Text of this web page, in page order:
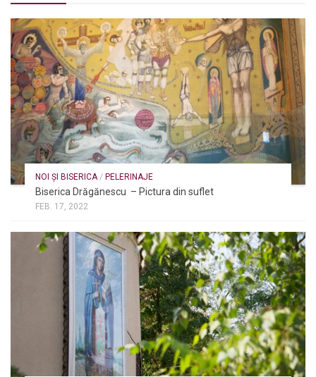
NOI ȘI BISERICA / PELERINAJE
Biserica Drăgănescu – Pictura din suflet
FEB. 17, 2022